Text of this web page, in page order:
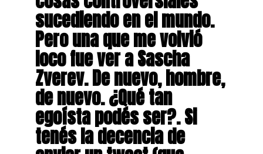
sucediendo en el mundo.
Pero una que me volvió
loco fue ver a Sascha
Zverev. De nuevo, hombre,
de nuevo. ¿Qué tan
egoísta podés ser?. Si
tenés la decencia de